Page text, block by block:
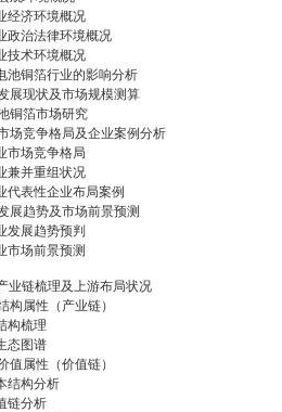
经济环境概况
政治法律环境概况
技术环境概况
池铜箔行业的影响分析
展现状及市场规模测算
铜箔市场研究
场竞争格局及企业案例分析
市场竞争格局
兼并重组状况
代表性企业布局案例
展趋势及市场前景预测
发展趋势预判
市场前景预测
业链梳理及上游布局状况
构属性（产业链）
构梳理
态图谱
值属性（价值链）
结构分析
链分析